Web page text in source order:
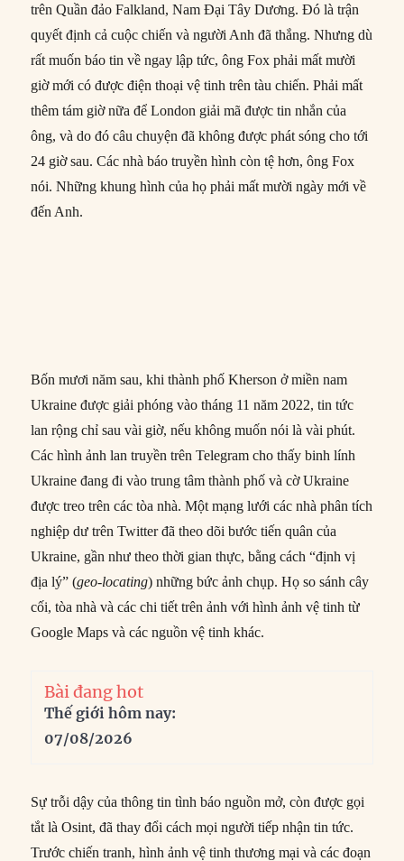
trên Quần đảo Falkland, Nam Đại Tây Dương. Đó là trận
quyết định cả cuộc chiến và người Anh đã thắng. Nhưng dù
rất muốn báo tin về ngay lập tức, ông Fox phải mất mười
giờ mới có được điện thoại vệ tinh trên tàu chiến. Phải mất
thêm tám giờ nữa để London giải mã được tin nhắn của
ông, và do đó câu chuyện đã không được phát sóng cho tới
24 giờ sau. Các nhà báo truyền hình còn tệ hơn, ông Fox
nói. Những khung hình của họ phải mất mười ngày mới về
đến Anh.
Bốn mươi năm sau, khi thành phố Kherson ở miền nam
Ukraine được giải phóng vào tháng 11 năm 2022, tin tức
lan rộng chỉ sau vài giờ, nếu không muốn nói là vài phút.
Các hình ảnh lan truyền trên Telegram cho thấy binh lính
Ukraine đang đi vào trung tâm thành phố và cờ Ukraine
được treo trên các tòa nhà. Một mạng lưới các nhà phân tích
nghiệp dư trên Twitter đã theo dõi bước tiến quân của
Ukraine, gần như theo thời gian thực, bằng cách “định vị
địa lý” (geo-locating) những bức ảnh chụp. Họ so sánh cây
cối, tòa nhà và các chi tiết trên ảnh với hình ảnh vệ tinh từ
Google Maps và các nguồn vệ tinh khác.
Bài đang hot
Thế giới hôm nay:
07/08/2026
Sự trỗi dậy của thông tin tình báo nguồn mở, còn được gọi
tắt là Osint, đã thay đổi cách mọi người tiếp nhận tin tức.
Trước chiến tranh, hình ảnh vệ tinh thương mại và các đoạn